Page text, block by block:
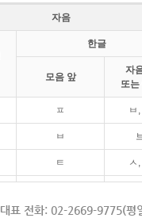
자음
한글
모음 앞
자
또는
ㅍ ㅂ
ㅂ
ㅌ ㅅ
ㅋ ㄱ
대표 전화: 02-2669-9775(평